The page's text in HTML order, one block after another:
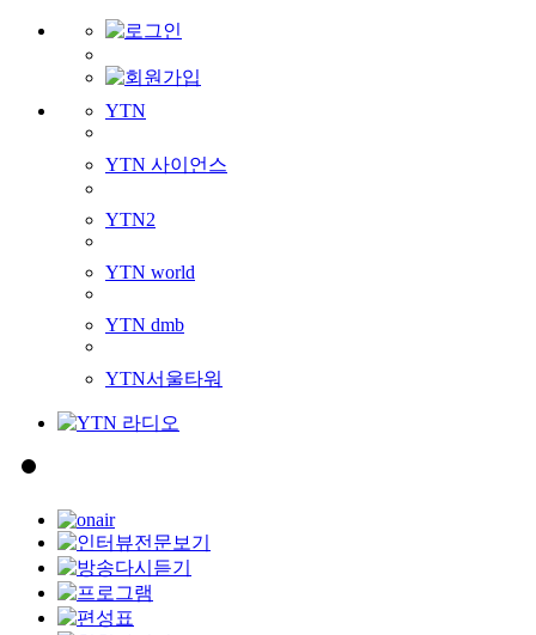
YTN
YTN 사이언스
YTN2
YTN world
YTN dmb
YTN서울타워